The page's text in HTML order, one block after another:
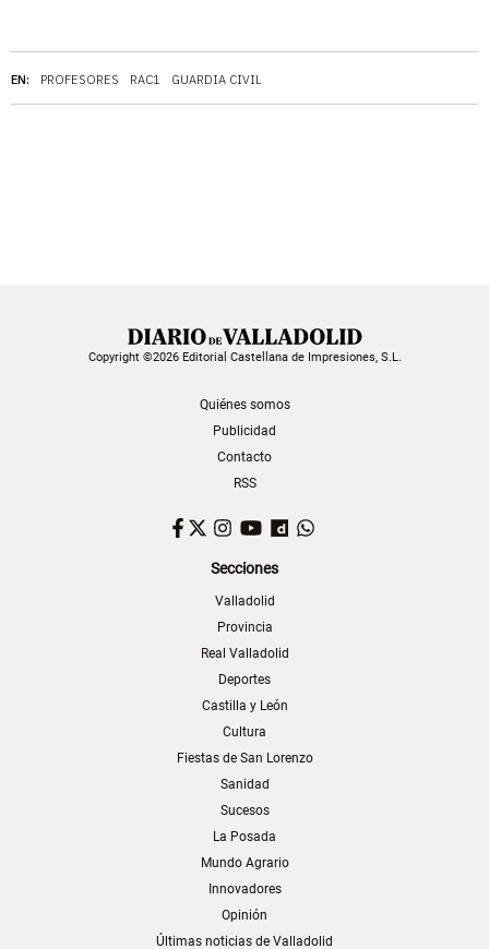
EN: PROFESORES RAC1 GUARDIA CIVIL
Copyright ©2026 Editorial Castellana de Impresiones, S.L.
Quiénes somos
Publicidad
Contacto
RSS
Facebook
TwitterInstagram
YouTubeDailymotion
Secciones
Valladolid
Provincia
Real Valladolid
Deportes
Castilla y León
Cultura
Fiestas de San Lorenzo
Sanidad
Sucesos
La Posada
Mundo Agrario
Innovadores
Opinión
Últimas noticias de Valladolid